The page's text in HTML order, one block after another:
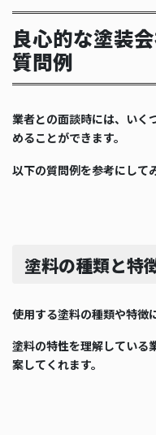
良心的な塗装
質問例
業者との面談時には、いく
めることができます。
以下の質問例を参考にして
塗料の種類と特
使用する塗料の種類や特徴
塗料の特性を理解している
案してくれます。